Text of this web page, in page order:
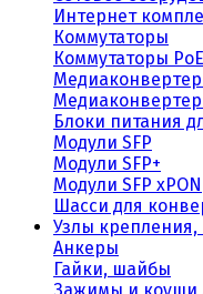
Интернет
Коммутаторы
Коммутаторы PoE
Блоки питания
Модули SFP
Модули SFP+
Модули SFP xPON
Шасси для
Узлы крепления,
Анкеры
Гайки, шайбы